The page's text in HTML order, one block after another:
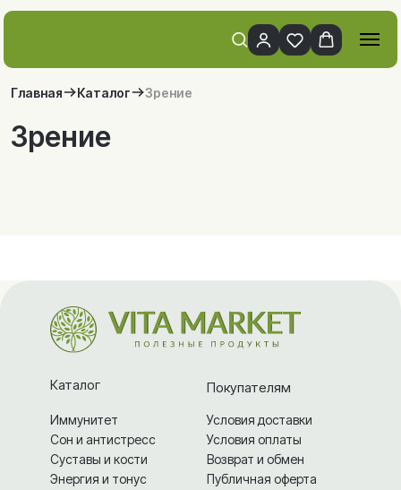
Главная Каталог Зрение
Зрение
Иммунитет
Сон и антистресс
Суставы и кости
Энергия и тонус
Каталог
Условия доставки
Условия оплаты
Возврат и обмен
Публичная оферта
Покупателям